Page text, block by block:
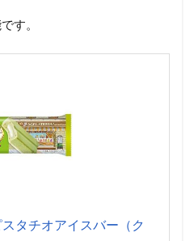
す。
タチオアイスバー（ク